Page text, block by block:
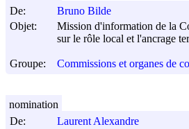
De:
Bruno Bilde
Objet:
Mission d'information de la
sur le rôle local et l'ancrage
Groupe: Commissions et organes de
De:
Laurent Alexandre
nomination